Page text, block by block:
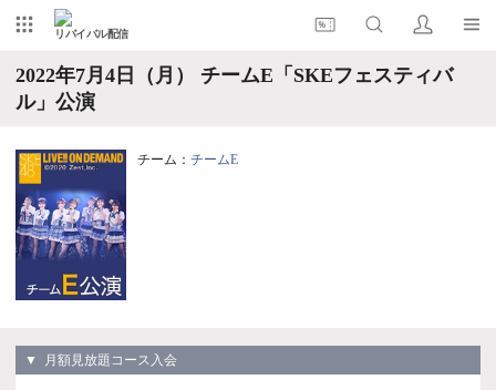
リバイバル配信
2022年7月4日（月） チームE「SKEフェスティバ
ル」公演
チーム： チームE
▼ 月額見放題コース入会